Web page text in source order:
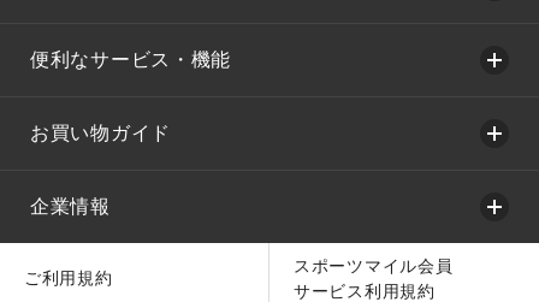
便利なサービス・機能
お買い物ガイド
企業情報
ご利用規約
スポーツマイル会員
サービス利用規約